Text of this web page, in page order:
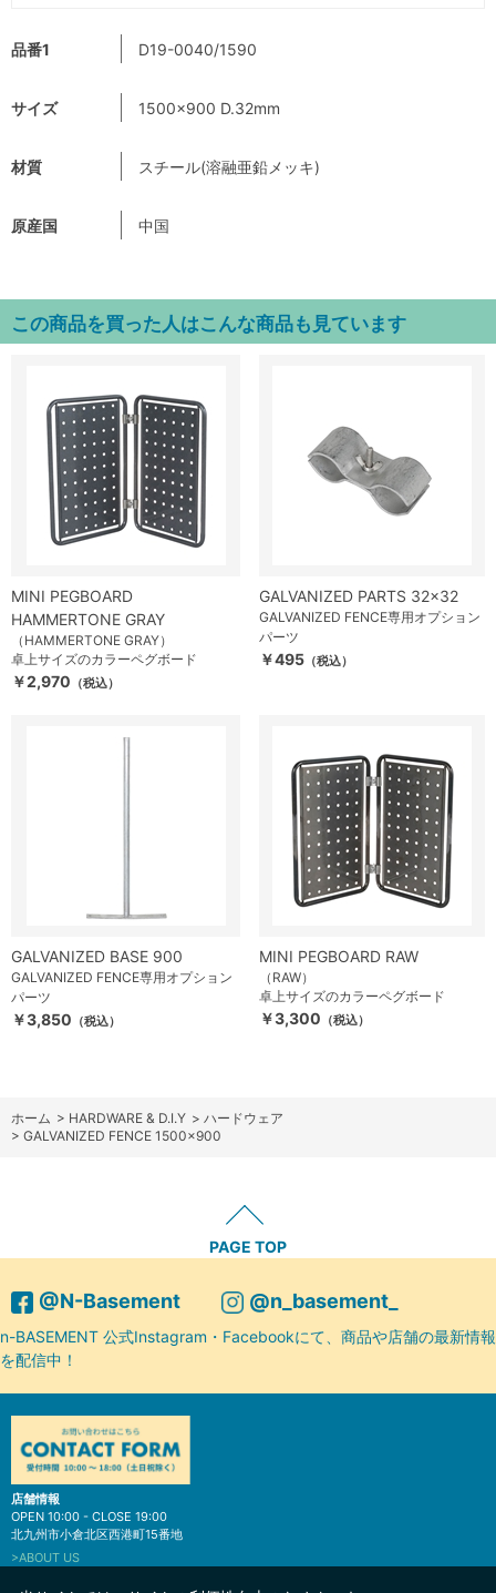
品番1 D19-0040/1590
サイズ 1500×900 D.32mm
材質 スチール(溶融亜鉛メッキ)
原産国 中国
この商品を買った人はこんな商品も見ています
MINI PEGBOARD
HAMMERTONE GRAY
（HAMMERTONE GRAY）
卓上サイズのカラーペグボード
￥2,970 （税込）
GALVANIZED PARTS 32×32
GALVANIZED FENCE専用オプション
パーツ
￥495 （税込）
GALVANIZED BASE 900
GALVANIZED FENCE専用オプション
パーツ
￥3,850 （税込）
MINI PEGBOARD RAW
（RAW）
卓上サイズのカラーペグボード
￥3,300 （税込）
ホーム > HARDWARE & D.I.Y > ハードウェア
> GALVANIZED FENCE 1500×900
PAGE TOP
@N-Basement @n_basement_
n-BASEMENT 公式Instagram・Facebookにて、商品や店舗の最新情報
を配信中！
店舗情報
OPEN 10:00 - CLOSE 19:00
北九州市小倉北区西港町15番地
>ABOUT US